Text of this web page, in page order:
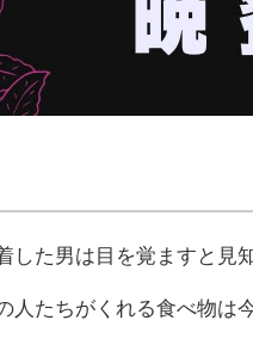
した男は目を覚ますと見
人たちがくれる食べ物は